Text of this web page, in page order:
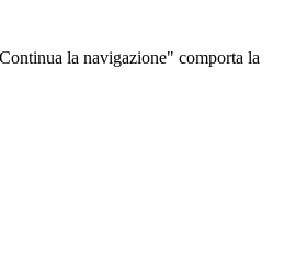
la navigazione" comporta la